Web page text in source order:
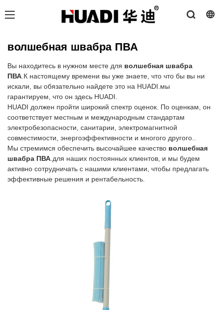
волшебная швабра ПВА
Вы находитесь в нужном месте для волшебная швабра
ПВА.К настоящему времени вы уже знаете, что что бы вы ни
искали, вы обязательно найдете это на HUADI.мы
гарантируем, что он здесь HUADI.
HUADI должен пройти широкий спектр оценок. По оценкам, он
соответствует местным и международным стандартам
электробезопасности, санитарии, электромагнитной
совместимости, энергоэффективности и многого другого..
Мы стремимся обеспечить высочайшее качество волшебная
швабра ПВА.для наших постоянных клиентов, и мы будем
активно сотрудничать с нашими клиентами, чтобы предлагать
эффективные решения и рентабельность.